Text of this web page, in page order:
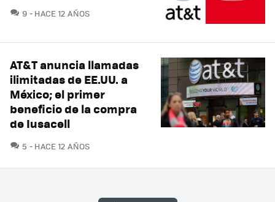
9 COMENTARIOS
HACE 12 AÑOS
AT&T anuncia llamadas
ilimitadas de EE.UU. a
México; el primer
beneficio de la compra
de Iusacell
5 COMENTARIOS
HACE 12 AÑOS